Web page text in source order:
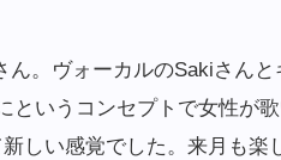
ん。ヴォーカルのSakiさんと
というコンセプトで女性が
しい感覚でした。来月も楽